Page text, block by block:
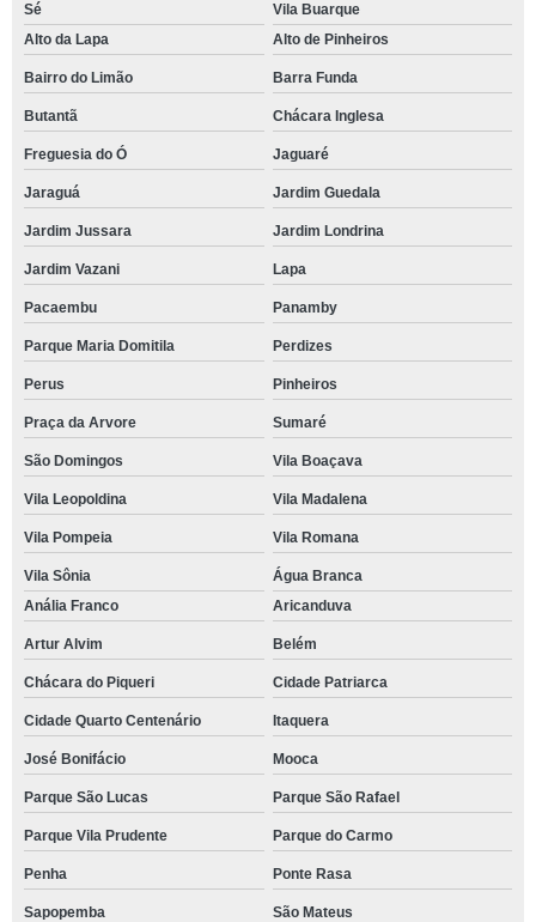
Sé
Vila Buarque
Alto da Lapa
Alto de Pinheiros
Bairro do Limão Barra Funda
Butantã Chácara Inglesa
Freguesia do Ó Jaguaré
Jaraguá Jardim Guedala
Jardim Jussara Jardim Londrina
Jardim Vazani Lapa
Pacaembu Panamby
Parque Maria Domitila Perdizes
Perus Pinheiros
Praça da Arvore Sumaré
São Domingos Vila Boaçava
Vila Leopoldina Vila Madalena
Vila Pompeia Vila Romana
Vila Sônia
Água Branca
Anália Franco
Aricanduva
Artur Alvim Belém
Chácara do Piqueri Cidade Patriarca
Cidade Quarto Centenário Itaquera
José Bonifácio Mooca
Parque São Lucas Parque São Rafael
Parque Vila Prudente Parque do Carmo
Penha Ponte Rasa
Sapopemba São Mateus